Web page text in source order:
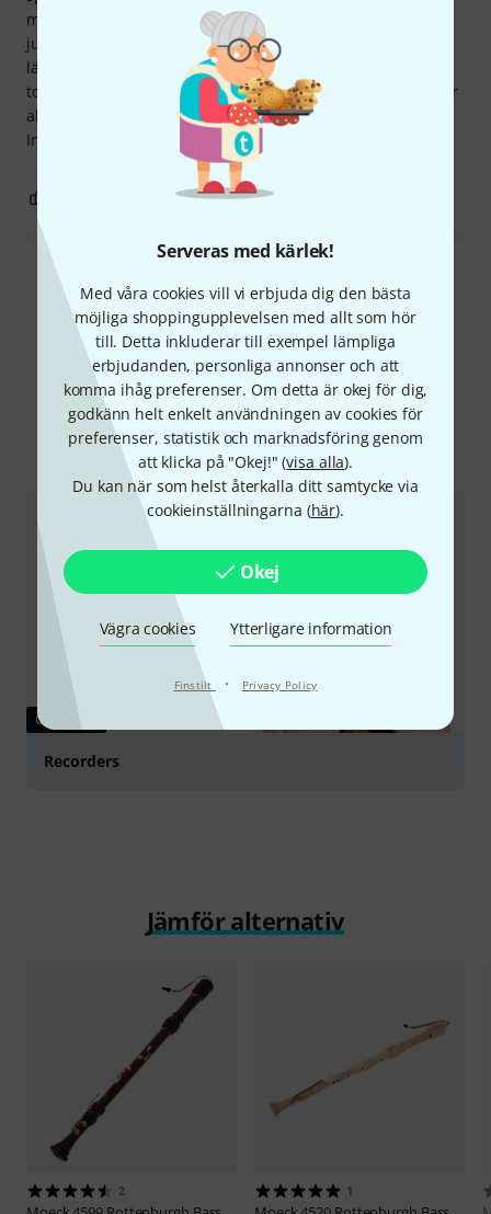
Serveras med kärlek!
Med våra cookies vill vi erbjuda dig den bästa
möjliga shoppingupplevelsen med allt som hör
till. Detta inkluderar till exempel lämpliga
erbjudanden, personliga annonser och att
komma ihåg preferenser. Om detta är okej för dig,
godkänn helt enkelt användningen av cookies för
preferenser, statistik och marknadsföring genom
att klicka på "Okej!" (visa alla).
Du kan när som helst återkalla ditt samtycke via
cookieinställningarna (här).
Okej
Vägra cookies Ytterligare information
Finstilt · Privacy Policy
mig. Dessutom måste det U-formade röret och huvudleden
justeras ganska exakt så att instrumentet inte tippar i
längdriktningen medan du spelar. Tonen är fyllig; de låga
tonerna från A och neråt är initialt svåra att uttala, men blir
allt lättare. De höga tonerna har utmärkt respons.
Intonationen är ren.
ANMÄL RECENSION
Läs alla recensioner
Visste du?
Alla Onlineguide
GUIDE
Recorders
Jämför alternativ
2 1